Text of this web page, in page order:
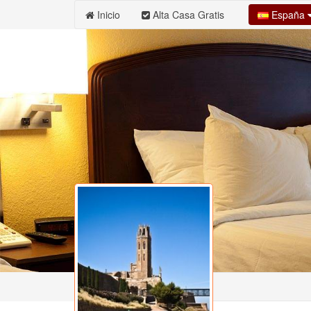
Inicio Alta Casa Gratis España